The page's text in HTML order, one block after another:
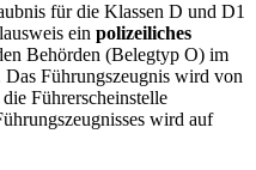
für die Klassen D und D1
ein polizeiliches
Behörden (Belegtyp O) im
Führungszeugnis wird von
Führerscheinstelle
wird auf